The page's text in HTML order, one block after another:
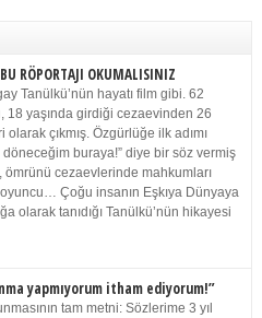
RÖPORTAJI OKUMALISINIZ
Tanülkü’nün hayatı film gibi. 62
18 yaşında girdiği cezaevinden 26
olarak çıkmış. Özgürlüğe ilk adımı
buraya!” diye bir söz vermiş
ömrünü cezaevlerinde mahkumları
Çoğu insanın Eşkıya Dünyaya
olarak tanıdığı Tanülkü’nün hikayesi
yapmıyorum itham ediyorum!”
tam metni: Sözlerime 3 yıl